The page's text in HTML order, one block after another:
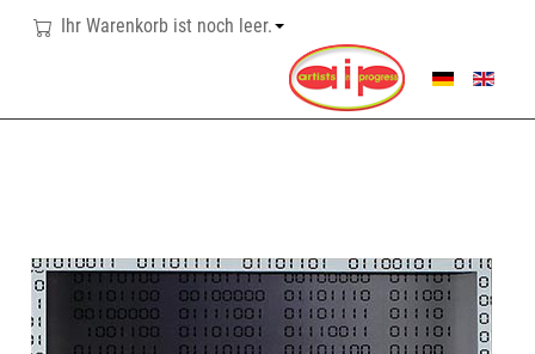
Ihr Warenkorb ist noch leer.
SPRACHE